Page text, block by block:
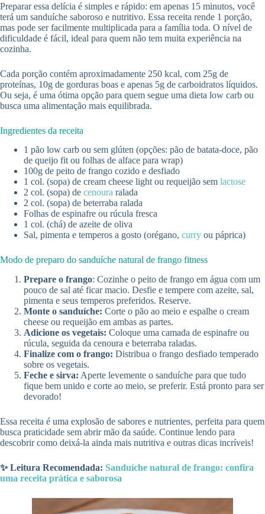
Preparar essa delícia é simples e rápido: em apenas 15 minutos, você
terá um sanduíche saboroso e nutritivo. Essa receita rende 1 porção,
mas pode ser facilmente multiplicada para a família toda. O nível de
dificuldade é fácil, ideal para quem não tem muita experiência na
cozinha.
Cada porção contém aproximadamente 250 kcal, com 25g de
proteínas, 10g de gorduras boas e apenas 5g de carboidratos líquidos.
Ou seja, é uma ótima opção para quem segue uma dieta low carb ou
busca uma alimentação mais equilibrada.
Ingredientes da receita
1 pão low carb ou sem glúten (opções: pão de batata-doce, pão
de queijo fit ou folhas de alface para wrap)
100g de peito de frango cozido e desfiado
1 col. (sopa) de cream cheese light ou requeijão sem lactose
2 col. (sopa) de cenoura ralada
2 col. (sopa) de beterraba ralada
Folhas de espinafre ou rúcula fresca
1 col. (chá) de azeite de oliva
Sal, pimenta e temperos a gosto (orégano, curry ou páprica)
Modo de preparo do sanduíche natural de frango fitness
Prepare o frango: Cozinhe o peito de frango em água com um
pouco de sal até ficar macio. Desfie e tempere com azeite, sal,
pimenta e seus temperos preferidos. Reserve.
Monte o sanduíche: Corte o pão ao meio e espalhe o cream
cheese ou requeijão em ambas as partes.
Adicione os vegetais: Coloque uma camada de espinafre ou
rúcula, seguida da cenoura e beterraba raladas.
Finalize com o frango: Distribua o frango desfiado temperado
sobre os vegetais.
Feche e sirva: Aperte levemente o sanduíche para que tudo
fique bem unido e corte ao meio, se preferir. Está pronto para ser
devorado!
Essa receita é uma explosão de sabores e nutrientes, perfeita para quem
busca praticidade sem abrir mão da saúde. Continue lendo para
descobrir como deixá-la ainda mais nutritiva e outras dicas incríveis!
✨ Leitura Recomendada: Sanduíche natural de frango: confira
uma receita prática e saborosa